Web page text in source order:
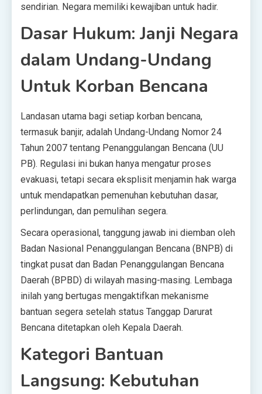
sendirian. Negara memiliki kewajiban untuk hadir.
Dasar Hukum: Janji Negara
dalam Undang-Undang
Untuk Korban Bencana
Landasan utama bagi setiap korban bencana,
termasuk banjir, adalah Undang-Undang Nomor 24
Tahun 2007 tentang Penanggulangan Bencana (UU
PB). Regulasi ini bukan hanya mengatur proses
evakuasi, tetapi secara eksplisit menjamin hak warga
untuk mendapatkan pemenuhan kebutuhan dasar,
perlindungan, dan pemulihan segera.
Secara operasional, tanggung jawab ini diemban oleh
Badan Nasional Penanggulangan Bencana (BNPB) di
tingkat pusat dan Badan Penanggulangan Bencana
Daerah (BPBD) di wilayah masing-masing. Lembaga
inilah yang bertugas mengaktifkan mekanisme
bantuan segera setelah status Tanggap Darurat
Bencana ditetapkan oleh Kepala Daerah.
Kategori Bantuan
Langsung: Kebutuhan